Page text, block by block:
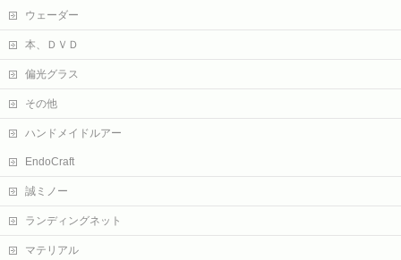
ウェーダー
本、ＤＶＤ
偏光グラス
その他
ハンドメイドルアー
EndoCraft
誠ミノー
ランディングネット
マテリアル